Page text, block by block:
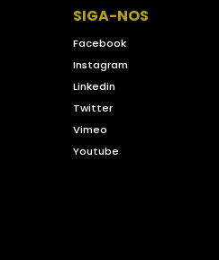
SIGA-NOS
Facebook
Instagram
Linkedin
Twitter
Vimeo
Youtube